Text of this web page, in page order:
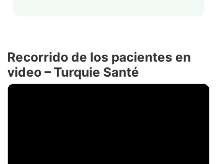
Recorrido de los pacientes en
video – Turquie Santé